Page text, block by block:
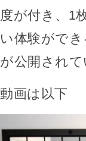
度が付き、1
い体験がで
が公開され
動画は以下